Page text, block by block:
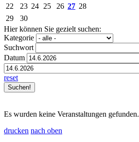
22
23 24 25 26 27 28
29
30
Hier können Sie gezielt suchen:
Kategorie
Suchwort
Datum
reset
Es wurden keine Veranstaltungen gefunden.
drucken nach oben